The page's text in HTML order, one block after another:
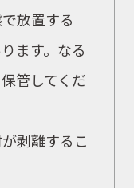
放置する
ます。なる
管してくだ
剥離するこ